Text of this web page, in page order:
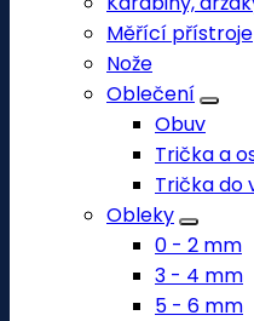
Měřící přístroje
Nože
Oblečení
Obuv
Trička a
Trička do
Obleky
0 - 2 mm
3 - 4 mm
5 - 6 mm